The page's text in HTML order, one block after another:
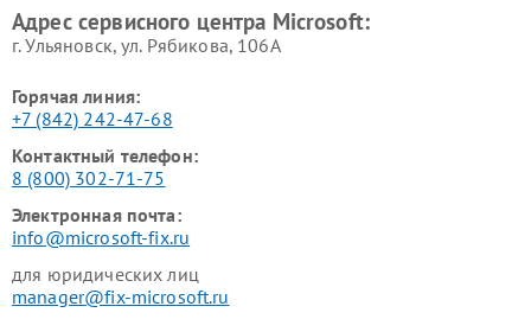
Адрес сервисного центра Microsoft:
г. Ульяновск, ул. Рябикова, 106А
Горячая линия:
+7 (842) 242-47-68
Контактный телефон:
8 (800) 302-71-75
Электронная почта:
info@microsoft-fix.ru
для юридических лиц
manager@fix-microsoft.ru